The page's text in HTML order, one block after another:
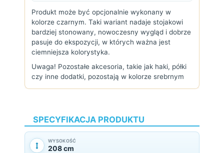
Produkt może być opcjonalnie wykonany w
kolorze czarnym. Taki wariant nadaje stojakowi
bardziej stonowany, nowoczesny wygląd i dobrze
pasuje do ekspozycji, w których ważna jest
ciemniejsza kolorystyka.
Uwaga! Pozostałe akcesoria, takie jak haki, półki
czy inne dodatki, pozostają w kolorze srebrnym
SPECYFIKACJA PRODUKTU
WYSOKOŚĆ
208 cm